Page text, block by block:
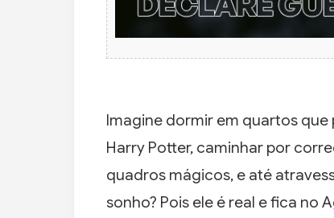
Imagine dormir em quartos
Harry Potter, caminhar por
quadros mágicos, e até
sonho? Pois ele é real e fica no